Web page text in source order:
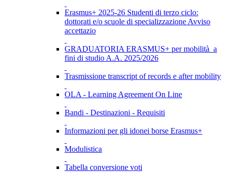
Erasmus+ 2025-26 Studenti di terzo ciclo:
dottorati e/o scuole di specializzazione Avviso
accettazio
GRADUATORIA ERASMUS+ per mobilità a
fini di studio A.A. 2025/2026
Trasmissione transcript of records e after mobility
OLA - Learning Agreement On Line
Bandi - Destinazioni - Requisiti
Informazioni per gli idonei borse Erasmus+
Modulistica
Tabella conversione voti